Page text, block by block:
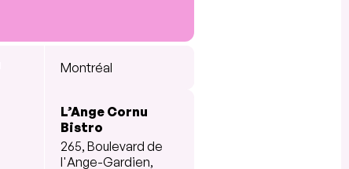
Montréal
L’Ange Cornu
Bistro
265, Boulevard de
l'Ange-Gardien,